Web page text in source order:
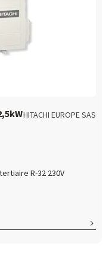
HITACHI EUROPE SAS
R-32 230V